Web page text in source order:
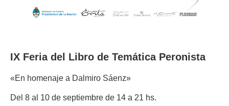
IX Feria del Libro de Temática Peronista
«En homenaje a Dalmiro Sáenz»
Del 8 al 10 de septiembre de 14 a 21 hs.